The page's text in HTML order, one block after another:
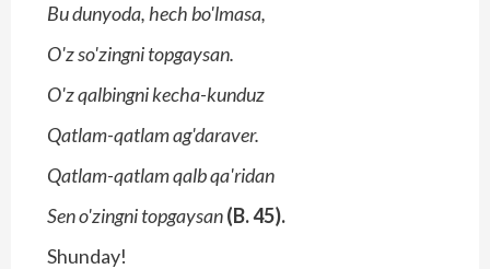
Bu dunyoda, hech bo'lmasa,
O'z so'zingni topgaysan.
O'z qalbingni kecha-kunduz
Qatlam-qatlam ag'daraver.
Qatlam-qatlam qalb qa'ridan
Sen o'zingni topgaysan(B. 45).
Shunday!